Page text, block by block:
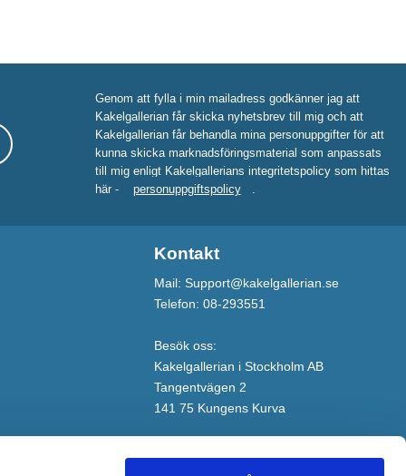
Genom att fylla i min mailadress godkänner jag att
Kakelgallerian får skicka nyhetsbrev till mig och att
Kakelgallerian får behandla mina personuppgifter för att
kunna skicka marknadsföringsmaterial som anpassats
till mig enligt Kakelgallerians integritetspolicy som hittas
här -
personuppgiftspolicy .
Kontakt
Mail: Support@kakelgallerian.se
Telefon: 08-293551
Besök oss:
Kakelgallerian i Stockholm AB
Tangentvägen 2
141 75 Kungens Kurva